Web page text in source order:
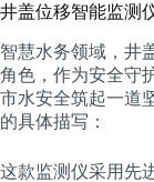
井盖位移智能监测
智慧水务领域，井
角色，作为安全守
市水安全筑起一道
的具体描写：
这款监测仪采用先